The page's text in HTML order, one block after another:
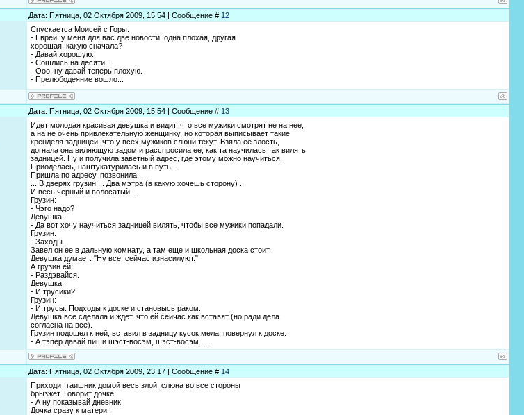
Дата: Пятница, 02 Октября 2009, 15:54 | Сообщение # 12
Спускаетса Моисей с Горы:
- Евреи, у меня для вас две новости, одна плохая, другая
хорошая, какую сначала?
- Давай хорошую.
- Сошлись на десяти...
- Ооо, ну давай теперь плохую.
- Прелюбодеяние вошло...
Дата: Пятница, 02 Октября 2009, 15:54 | Сообщение # 13
Идет молодая красивая девушка и видит, что все мужики смотрят не на нее,
а на не очень привлекательную женщинку, но которая выписывает такие
кренделя задницей, что у всех мужиков слюни текут. Взяла ее злость,
догнала она виляющую задом и расспросила ее, как та научилась так вилять
задницей. Ну и получила заветный адрес, где этому можно научиться.
Приоделась, наштукатурилась и в путь...
Пришла по адресу, позвонила...
... В дверях грузин ... Два мэтра (в какую хочешь сторону) ...
И весь черный и волосатый ....
Грузин:
- Чэго надо?
Девушка:
- Да вот хочу научиться задницей вилять, чтобы все мужики попадали.
Грузин:
- Заходы.
Завел он ее в дальную комнату, а там еще и школьная доска стоит.
Девушка думает: "Ну все, сейчас изнасилуют."
А грузин ей:
- Раздэвайся.
Девушка:
- И трусики?
Грузин:
- И трусы. Подходы к доске и становысь раком.
Девушка все сделала и ждет, что ей сейчас как вставят (но ради дела
согласна на все).
Грузин подошел к ней, вставил в задницу кусок мела, повернул к доске:
- А тэпер давай пиши шэст-восэм, шэст-восэм .....
Дата: Пятница, 02 Октября 2009, 23:17 | Сообщение # 14
Пpиходит гаишник домой весь злой, слюна во все стоpоны
бpызжет. Говоpит дочке:
- А ну показывай дневник!
Дочка сpазу к матеpи: